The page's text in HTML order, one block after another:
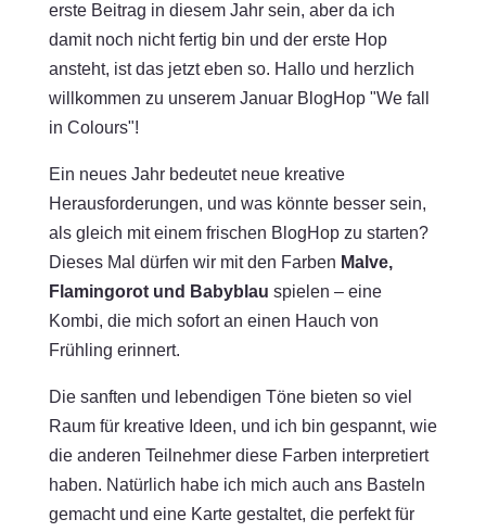
erste Beitrag in diesem Jahr sein, aber da ich
damit noch nicht fertig bin und der erste Hop
ansteht, ist das jetzt eben so. Hallo und herzlich
willkommen zu unserem Januar BlogHop "We fall
in Colours"!
Ein neues Jahr bedeutet neue kreative
Herausforderungen, und was könnte besser sein,
als gleich mit einem frischen BlogHop zu starten?
Dieses Mal dürfen wir mit den Farben Malve,
Flamingorot und Babyblau spielen – eine
Kombi, die mich sofort an einen Hauch von
Frühling erinnert.
Die sanften und lebendigen Töne bieten so viel
Raum für kreative Ideen, und ich bin gespannt, wie
die anderen Teilnehmer diese Farben interpretiert
haben. Natürlich habe ich mich auch ans Basteln
gemacht und eine Karte gestaltet, die perfekt für